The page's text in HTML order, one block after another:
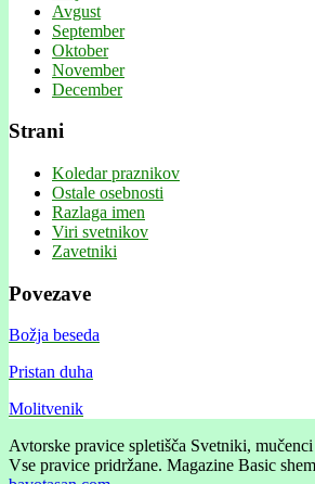
Avgust
September
Oktober
November
December
Strani
Koledar praznikov
Ostale osebnosti
Razlaga imen
Viri svetnikov
Zavetniki
Povezave
Božja beseda
Pristan duha
Molitvenik
Avtorske pravice spletišča Svetniki,
Vse pravice pridržane. Magazine Basic